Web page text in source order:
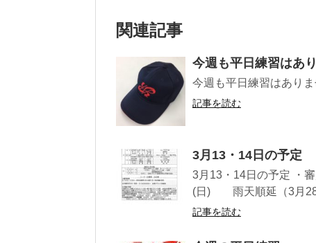
関連記事
今週も平日練習はあ
今週も平日練習はあり
記事を読む
3月13・14日の予定
3月13・14日の予定 ・
(日) 雨天順延（3月28
記事を読む